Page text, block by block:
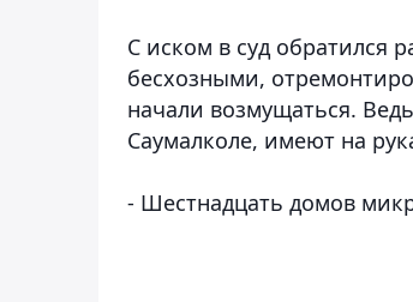
С иском в суд обратился
бесхозными,
начали возмущаться.
Саумалколе, имеют на
- Шестнадцать домов